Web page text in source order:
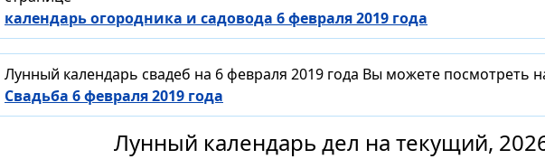
календарь огородника и садовода 6 февраля 2019 года
Лунный календарь свадеб на 6 февраля 2019 года Вы можете посмотреть
Свадьба 6 февраля 2019 года
Лунный календарь дел на текущий,